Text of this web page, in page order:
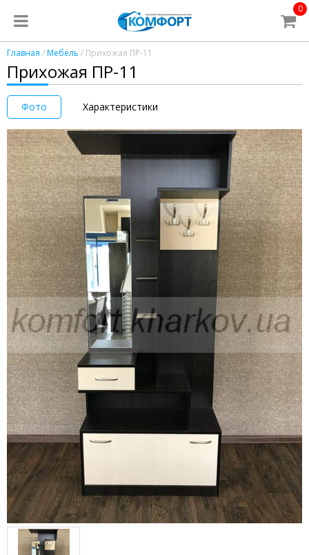
0
Главная /Мебель / Прихожая ПР-11
Прихожая ПР-11
Фото Характеристики